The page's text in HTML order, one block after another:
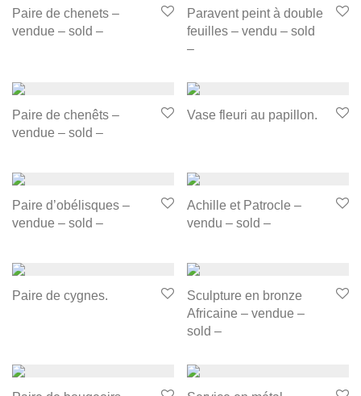
Paire de chenets –
vendue – sold –
Paravent peint à double
feuilles – vendu – sold
–
Paire de chenêts –
vendue – sold –
Vase fleuri au papillon.
Paire d’obélisques –
vendue – sold –
Achille et Patrocle –
vendu – sold –
Paire de cygnes.
Sculpture en bronze
Africaine – vendue –
sold –